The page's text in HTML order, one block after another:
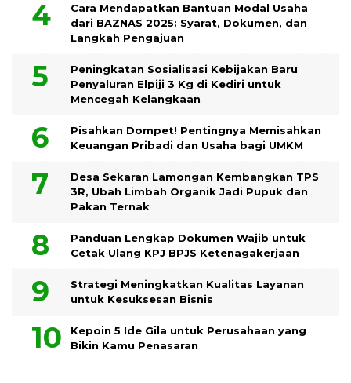
Cara Mendapatkan Bantuan Modal Usaha
dari BAZNAS 2025: Syarat, Dokumen, dan
Langkah Pengajuan
Peningkatan Sosialisasi Kebijakan Baru
Penyaluran Elpiji 3 Kg di Kediri untuk
Mencegah Kelangkaan
Pisahkan Dompet! Pentingnya Memisahkan
Keuangan Pribadi dan Usaha bagi UMKM
Desa Sekaran Lamongan Kembangkan TPS
3R, Ubah Limbah Organik Jadi Pupuk dan
Pakan Ternak
Panduan Lengkap Dokumen Wajib untuk
Cetak Ulang KPJ BPJS Ketenagakerjaan
Strategi Meningkatkan Kualitas Layanan
untuk Kesuksesan Bisnis
Kepoin 5 Ide Gila untuk Perusahaan yang
Bikin Kamu Penasaran